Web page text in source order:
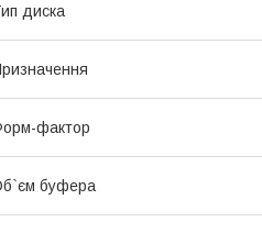
диска
фактор
буфера